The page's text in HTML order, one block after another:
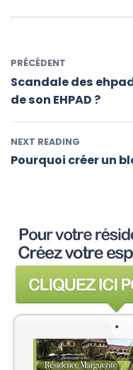
PRÉCÉDENT
Scandale des
de son EHPAD ?
NEXT READING
Pourquoi créer un